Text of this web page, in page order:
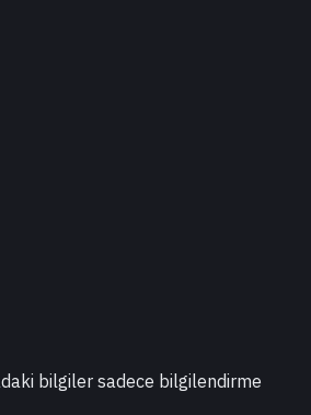
bilgiler sadece bilgilendirme